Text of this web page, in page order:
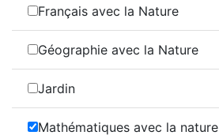
Français avec la Nature
Géographie avec la Nature
Jardin
Mathématiques avec la nature